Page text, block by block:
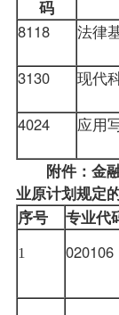
码
8118
法律
3130 现代
4024 应用
附件：金
业原计划规定
序号
专业代
1 020106